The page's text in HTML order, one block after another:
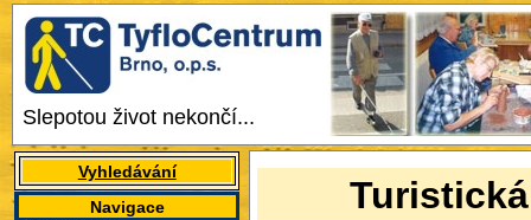
Slepotou život nekončí...
Vyhledávání
Navigace